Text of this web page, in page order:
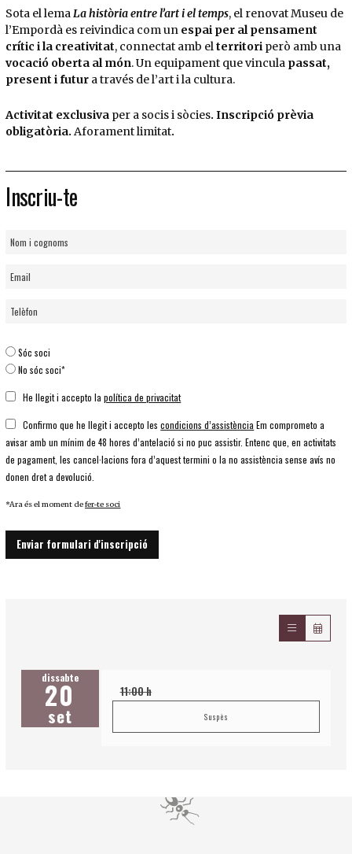
Sota el lemaLa història entre l’art i el temps, el renovat Museu de
l’Empordà es reivindica com un espai per al pensament
crític i la creativitat, connectat amb elterritori però amb una
vocació oberta al món. Un equipament que vincula passat,
present i futur a través de l’art i la cultura.
Activitat exclusiva per a socis i sòcies. Inscripció prèvia
obligatòria.Aforament limitat.
Inscriu-te
Sóc soci
No sóc soci*
He llegit i accepto lapolítica de privacitat
Confirmo que he llegit i accepto lescondicions d’assistència Em comprometo a
avisar amb un mínim de 48 hores d’antelació si no puc assistir. Entenc que, en activitats
de pagament, les cancel·lacions fora d’aquest termini o la no assistència sense avís no
donen dret a devolució.
*Ara és el moment defer-te soci
Enviar formulari d'inscripció
dissabte
20
set
11:00 h
Suspès